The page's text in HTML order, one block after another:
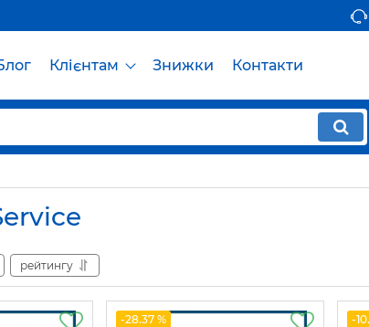
Клієнтам Знижки Контакти
рейтингу
-28.37 % -